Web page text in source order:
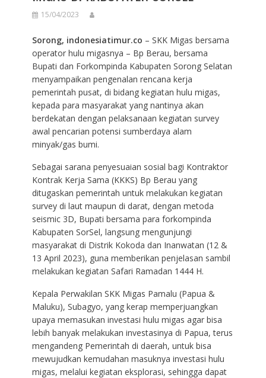
15/04/2023
Sorong, indonesiatimur.co – SKK Migas bersama
operator hulu migasnya – Bp Berau, bersama
Bupati dan Forkompinda Kabupaten Sorong Selatan
menyampaikan pengenalan rencana kerja
pemerintah pusat, di bidang kegiatan hulu migas,
kepada para masyarakat yang nantinya akan
berdekatan dengan pelaksanaan kegiatan survey
awal pencarian potensi sumberdaya alam
minyak/gas bumi.
Sebagai sarana penyesuaian sosial bagi Kontraktor
Kontrak Kerja Sama (KKKS) Bp Berau yang
ditugaskan pemerintah untuk melakukan kegiatan
survey di laut maupun di darat, dengan metoda
seismic 3D, Bupati bersama para forkompinda
Kabupaten SorSel, langsung mengunjungi
masyarakat di Distrik Kokoda dan Inanwatan (12 &
13 April 2023), guna memberikan penjelasan sambil
melakukan kegiatan Safari Ramadan 1444 H.
Kepala Perwakilan SKK Migas Pamalu (Papua &
Maluku), Subagyo, yang kerap memperjuangkan
upaya memasukan investasi hulu migas agar bisa
lebih banyak melakukan investasinya di Papua, terus
mengandeng Pemerintah di daerah, untuk bisa
mewujudkan kemudahan masuknya investasi hulu
migas, melalui kegiatan eksplorasi, sehingga dapat